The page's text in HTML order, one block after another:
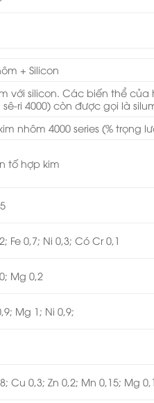
+ Silicon
với silicon. Các biến thể
ri 4000) còn được gọi là
nhôm 4000 series (% trọng
tố hợp kim
Fe 0,7; Ni 0,3; Có Cr 0,1
Mg 0,2
Mg 1; Ni 0,9;
Cu 0,3; Zn 0,2; Mn 0,15; Mg